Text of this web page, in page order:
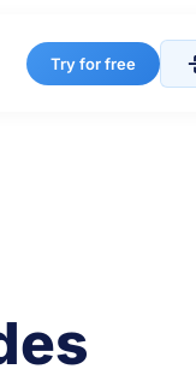
Try for free